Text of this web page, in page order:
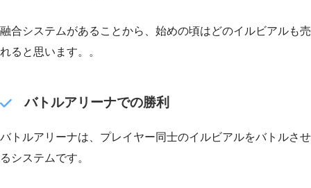
融合システムがあることから、始めの頃はどのイルビアルも売
れると思います。。
バトルアリーナでの勝利
バトルアリーナは、プレイヤー同士のイルビアルをバトルさせ
るシステムです。